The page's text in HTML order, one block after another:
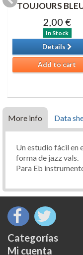
TOUJOURS
2,00 €
In Stock
Details
Add to cart
More info Data
Un estudio fácil en
forma de jazz vals.
Para Eb
Categorías
Mi cuenta